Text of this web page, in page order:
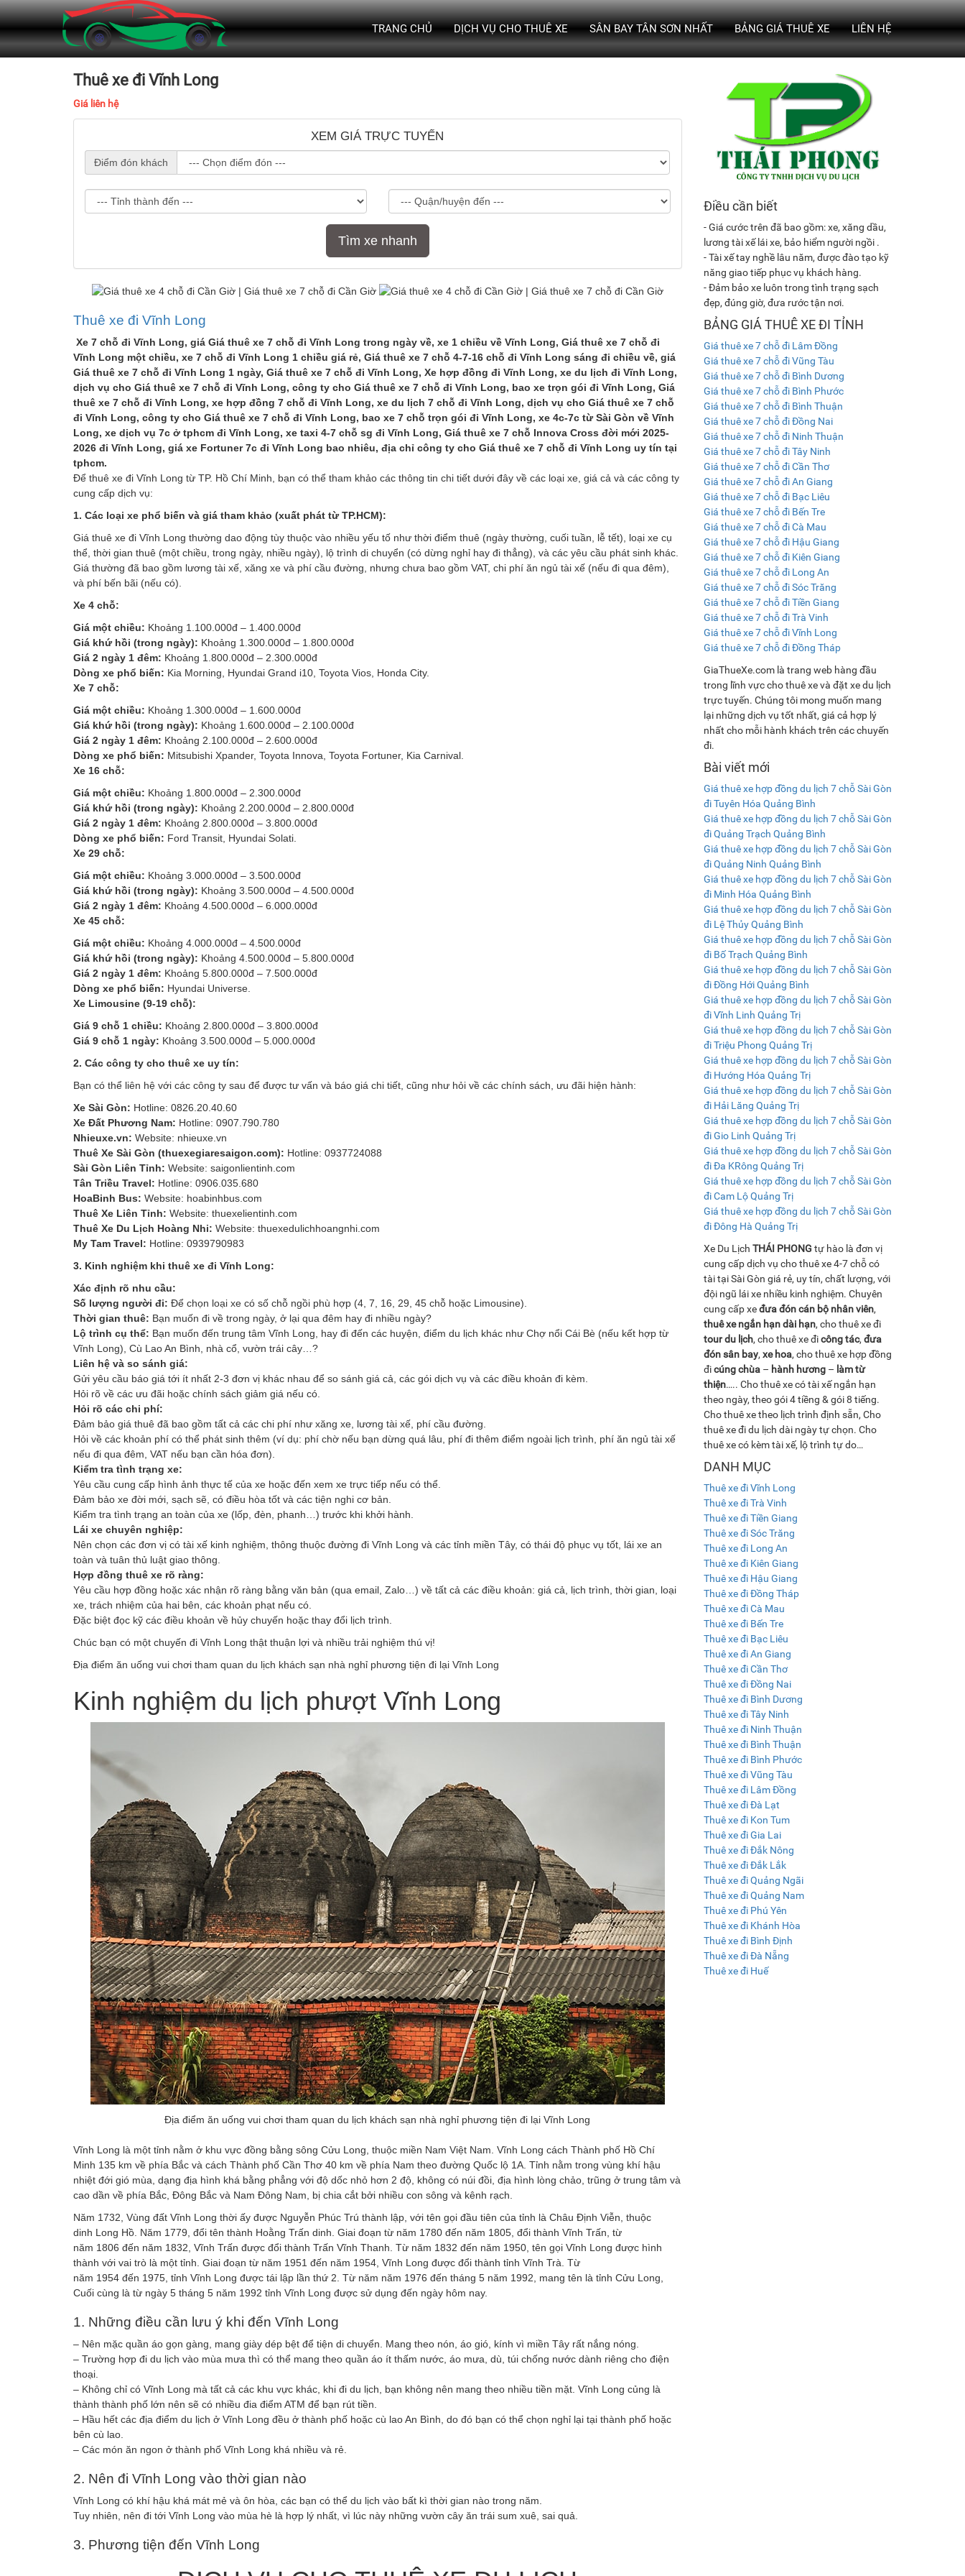
TRANG CHỦ DỊCH VỤ CHO THUÊ XE SÂN BAY TÂN SƠN NHẤT BẢNG GIÁ THUÊ XE LIÊN HỆ
Thuê xe đi Vĩnh Long
Giá liên hệ
XEM GIÁ TRỰC TUYẾN
Điểm đón khách
Tìm xe nhanh
Thuê xe đi Vĩnh Long
Xe 7 chỗ đi Vĩnh Long, giá Giá thuê xe 7 chỗ đi Vĩnh Long trong ngày về, xe 1 chiều về Vĩnh Long, Giá thuê xe 7 chỗ đi
Vĩnh Long một chiều, xe 7 chỗ đi Vĩnh Long 1 chiều giá rẻ, Giá thuê xe 7 chỗ 4-7-16 chỗ đi Vĩnh Long sáng đi chiều về, giá
Giá thuê xe 7 chỗ đi Vĩnh Long 1 ngày, Giá thuê xe 7 chỗ đi Vĩnh Long, Xe hợp đồng đi Vĩnh Long, xe du lịch đi Vĩnh Long,
dịch vụ cho Giá thuê xe 7 chỗ đi Vĩnh Long, công ty cho Giá thuê xe 7 chỗ đi Vĩnh Long, bao xe trọn gói đi Vĩnh Long, Giá
thuê xe 7 chỗ đi Vĩnh Long, xe hợp đồng 7 chỗ đi Vĩnh Long, xe du lịch 7 chỗ đi Vĩnh Long, dịch vụ cho Giá thuê xe 7 chỗ
đi Vĩnh Long, công ty cho Giá thuê xe 7 chỗ đi Vĩnh Long, bao xe 7 chỗ trọn gói đi Vĩnh Long, xe 4c-7c từ Sài Gòn về Vĩnh
Long, xe dịch vụ 7c ở tphcm đi Vĩnh Long, xe taxi 4-7 chỗ sg đi Vĩnh Long, Giá thuê xe 7 chỗ Innova Cross đời mới 2025-
2026 đi Vĩnh Long, giá xe Fortuner 7c đi Vĩnh Long bao nhiêu, địa chỉ công ty cho Giá thuê xe 7 chỗ đi Vĩnh Long uy tín tại
tphcm.
Để thuê xe đi Vĩnh Long từ TP. Hồ Chí Minh, bạn có thể tham khảo các thông tin chi tiết dưới đây về các loại xe, giá cả và các công ty
cung cấp dịch vụ:
1. Các loại xe phổ biến và giá tham khảo (xuất phát từ TP.HCM):
Giá thuê xe đi Vĩnh Long thường dao động tùy thuộc vào nhiều yếu tố như thời điểm thuê (ngày thường, cuối tuần, lễ tết), loại xe cụ
thể, thời gian thuê (một chiều, trong ngày, nhiều ngày), lộ trình di chuyển (có dừng nghỉ hay đi thẳng), và các yêu cầu phát sinh khác.
Giá thường đã bao gồm lương tài xế, xăng xe và phí cầu đường, nhưng chưa bao gồm VAT, chi phí ăn ngủ tài xế (nếu đi qua đêm),
và phí bến bãi (nếu có).
Xe 4 chỗ:
Giá một chiều: Khoảng 1.100.000đ – 1.400.000đ
Giá khứ hồi (trong ngày): Khoảng 1.300.000đ – 1.800.000đ
Giá 2 ngày 1 đêm: Khoảng 1.800.000đ – 2.300.000đ
Dòng xe phổ biến: Kia Morning, Hyundai Grand i10, Toyota Vios, Honda City.
Xe 7 chỗ:
Giá một chiều: Khoảng 1.300.000đ – 1.600.000đ
Giá khứ hồi (trong ngày): Khoảng 1.600.000đ – 2.100.000đ
Giá 2 ngày 1 đêm: Khoảng 2.100.000đ – 2.600.000đ
Dòng xe phổ biến: Mitsubishi Xpander, Toyota Innova, Toyota Fortuner, Kia Carnival.
Xe 16 chỗ:
Giá một chiều: Khoảng 1.800.000đ – 2.300.000đ
Giá khứ hồi (trong ngày): Khoảng 2.200.000đ – 2.800.000đ
Giá 2 ngày 1 đêm: Khoảng 2.800.000đ – 3.800.000đ
Dòng xe phổ biến: Ford Transit, Hyundai Solati.
Xe 29 chỗ:
Giá một chiều: Khoảng 3.000.000đ – 3.500.000đ
Giá khứ hồi (trong ngày): Khoảng 3.500.000đ – 4.500.000đ
Giá 2 ngày 1 đêm: Khoảng 4.500.000đ – 6.000.000đ
Xe 45 chỗ:
Giá một chiều: Khoảng 4.000.000đ – 4.500.000đ
Giá khứ hồi (trong ngày): Khoảng 4.500.000đ – 5.800.000đ
Giá 2 ngày 1 đêm: Khoảng 5.800.000đ – 7.500.000đ
Dòng xe phổ biến: Hyundai Universe.
Xe Limousine (9-19 chỗ):
Giá 9 chỗ 1 chiều: Khoảng 2.800.000đ – 3.800.000đ
Giá 9 chỗ 1 ngày: Khoảng 3.500.000đ – 5.000.000đ
2. Các công ty cho thuê xe uy tín:
Bạn có thể liên hệ với các công ty sau để được tư vấn và báo giá chi tiết, cũng như hỏi về các chính sách, ưu đãi hiện hành:
Xe Sài Gòn: Hotline: 0826.20.40.60
Xe Đất Phương Nam: Hotline: 0907.790.780
Nhieuxe.vn: Website: nhieuxe.vn
Thuê Xe Sài Gòn (thuexegiaresaigon.com): Hotline: 0937724088
Sài Gòn Liên Tỉnh: Website: saigonlientinh.com
Tân Triều Travel: Hotline: 0906.035.680
HoaBinh Bus: Website: hoabinhbus.com
Thuê Xe Liên Tỉnh: Website: thuexelientinh.com
Thuê Xe Du Lịch Hoàng Nhi: Website: thuexedulichhoangnhi.com
My Tam Travel: Hotline: 0939790983
3. Kinh nghiệm khi thuê xe đi Vĩnh Long:
Xác định rõ nhu cầu:
Số lượng người đi: Để chọn loại xe có số chỗ ngồi phù hợp (4, 7, 16, 29, 45 chỗ hoặc Limousine).
Thời gian thuê: Bạn muốn đi về trong ngày, ở lại qua đêm hay đi nhiều ngày?
Lộ trình cụ thể: Bạn muốn đến trung tâm Vĩnh Long, hay đi đến các huyện, điểm du lịch khác như Chợ nổi Cái Bè (nếu kết hợp từ
Vĩnh Long), Cù Lao An Bình, nhà cổ, vườn trái cây…?
Liên hệ và so sánh giá:
Gửi yêu cầu báo giá tới ít nhất 2-3 đơn vị khác nhau để so sánh giá cả, các gói dịch vụ và các điều khoản đi kèm.
Hỏi rõ về các ưu đãi hoặc chính sách giảm giá nếu có.
Hỏi rõ các chi phí:
Đảm bảo giá thuê đã bao gồm tất cả các chi phí như xăng xe, lương tài xế, phí cầu đường.
Hỏi về các khoản phí có thể phát sinh thêm (ví dụ: phí chờ nếu bạn dừng quá lâu, phí đi thêm điểm ngoài lịch trình, phí ăn ngủ tài xế
nếu đi qua đêm, VAT nếu bạn cần hóa đơn).
Kiểm tra tình trạng xe:
Yêu cầu cung cấp hình ảnh thực tế của xe hoặc đến xem xe trực tiếp nếu có thể.
Đảm bảo xe đời mới, sạch sẽ, có điều hòa tốt và các tiện nghi cơ bản.
Kiểm tra tình trạng an toàn của xe (lốp, đèn, phanh…) trước khi khởi hành.
Lái xe chuyên nghiệp:
Nên chọn các đơn vị có tài xế kinh nghiệm, thông thuộc đường đi Vĩnh Long và các tỉnh miền Tây, có thái độ phục vụ tốt, lái xe an
toàn và tuân thủ luật giao thông.
Hợp đồng thuê xe rõ ràng:
Yêu cầu hợp đồng hoặc xác nhận rõ ràng bằng văn bản (qua email, Zalo…) về tất cả các điều khoản: giá cả, lịch trình, thời gian, loại
xe, trách nhiệm của hai bên, các khoản phạt nếu có.
Đặc biệt đọc kỹ các điều khoản về hủy chuyến hoặc thay đổi lịch trình.
Chúc bạn có một chuyến đi Vĩnh Long thật thuận lợi và nhiều trải nghiệm thú vị!
Địa điểm ăn uống vui chơi tham quan du lịch khách sạn nhà nghỉ phương tiện đi lại Vĩnh Long
Kinh nghiệm du lịch phượt Vĩnh Long
Địa điểm ăn uống vui chơi tham quan du lịch khách sạn nhà nghỉ phương tiện đi lại Vĩnh Long
Vĩnh Long là một tỉnh nằm ở khu vực đồng bằng sông Cửu Long, thuộc miền Nam Việt Nam. Vĩnh Long cách Thành phố Hồ Chí
Minh 135 km về phía Bắc và cách Thành phố Cần Thơ 40 km về phía Nam theo đường Quốc lộ 1A. Tỉnh nằm trong vùng khí hậu
nhiệt đới gió mùa, dạng địa hình khá bằng phẳng với độ dốc nhỏ hơn 2 độ, không có núi đồi, địa hình lòng chảo, trũng ở trung tâm và
cao dần về phía Bắc, Đông Bắc và Nam Đông Nam, bị chia cắt bởi nhiều con sông và kênh rạch.
Năm 1732, Vùng đất Vĩnh Long thời ấy được Nguyễn Phúc Trú thành lập, với tên gọi đầu tiên của tỉnh là Châu Định Viễn, thuộc
dinh Long Hồ. Năm 1779, đổi tên thành Hoằng Trấn dinh. Giai đoạn từ năm 1780 đến năm 1805, đổi thành Vĩnh Trấn, từ
năm 1806 đến năm 1832, Vĩnh Trấn được đổi thành Trấn Vĩnh Thanh. Từ năm 1832 đến năm 1950, tên gọi Vĩnh Long được hình
thành với vai trò là một tỉnh. Giai đoạn từ năm 1951 đến năm 1954, Vĩnh Long được đổi thành tỉnh Vĩnh Trà. Từ
năm 1954 đến 1975, tỉnh Vĩnh Long được tái lập lần thứ 2. Từ năm năm 1976 đến tháng 5 năm 1992, mang tên là tỉnh Cửu Long,
Cuối cùng là từ ngày 5 tháng 5 năm 1992 tỉnh Vĩnh Long được sử dụng đến ngày hôm nay.
1. Những điều cần lưu ý khi đến Vĩnh Long
– Nên mặc quần áo gọn gàng, mang giày dép bệt để tiện di chuyển. Mang theo nón, áo gió, kính vì miền Tây rất nắng nóng.
– Trường hợp đi du lịch vào mùa mưa thì có thể mang theo quần áo ít thấm nước, áo mưa, dù, túi chống nước dành riêng cho điện
thoại.
– Không chỉ có Vĩnh Long mà tất cả các khu vực khác, khi đi du lịch, bạn không nên mang theo nhiều tiền mặt. Vĩnh Long củng là
thành thành phố lớn nên sẽ có nhiều đia điểm ATM để bạn rút tiền.
– Hầu hết các địa điểm du lịch ở Vĩnh Long đều ở thành phố hoặc cù lao An Bình, do đó bạn có thể chọn nghỉ lại tại thành phố hoặc
bên cù lao.
– Các món ăn ngon ở thành phố Vĩnh Long khá nhiều và rẻ.
2. Nên đi Vĩnh Long vào thời gian nào
Vĩnh Long có khí hậu khá mát mẻ và ôn hòa, các bạn có thể du lịch vào bất kì thời gian nào trong năm.
Tuy nhiên, nên đi tới Vĩnh Long vào mùa hè là hợp lý nhất, vì lúc này những vườn cây ăn trái sum xuê, sai quả.
3. Phương tiện đến Vĩnh Long
Điều cần biết
- Giá cước trên đã bao gồm: xe, xăng dầu,
lương tài xế lái xe, bảo hiểm người ngồi .
- Tài xế tay nghề lâu năm, được đào tạo kỹ
năng giao tiếp phục vụ khách hàng.
- Đảm bảo xe luôn trong tình trạng sạch
đẹp, đúng giờ, đưa rước tận nơi.
BẢNG GIÁ THUÊ XE ĐI TỈNH
Giá thuê xe 7 chỗ đi Lâm Đồng
Giá thuê xe 7 chỗ đi Vũng Tàu
Giá thuê xe 7 chỗ đi Bình Dương
Giá thuê xe 7 chỗ đi Bình Phước
Giá thuê xe 7 chỗ đi Bình Thuận
Giá thuê xe 7 chỗ đi Đồng Nai
Giá thuê xe 7 chỗ đi Ninh Thuận
Giá thuê xe 7 chỗ đi Tây Ninh
Giá thuê xe 7 chỗ đi Cần Thơ
Giá thuê xe 7 chỗ đi An Giang
Giá thuê xe 7 chỗ đi Bạc Liêu
Giá thuê xe 7 chỗ đi Bến Tre
Giá thuê xe 7 chỗ đi Cà Mau
Giá thuê xe 7 chỗ đi Hậu Giang
Giá thuê xe 7 chỗ đi Kiên Giang
Giá thuê xe 7 chỗ đi Long An
Giá thuê xe 7 chỗ đi Sóc Trăng
Giá thuê xe 7 chỗ đi Tiền Giang
Giá thuê xe 7 chỗ đi Trà Vinh
Giá thuê xe 7 chỗ đi Vĩnh Long
Giá thuê xe 7 chỗ đi Đồng Tháp
GiaThueXe.com là trang web hàng đầu
trong lĩnh vực cho thuê xe và đặt xe du lịch
trực tuyến. Chúng tôi mong muốn mang
lại những dịch vụ tốt nhất, giá cả hợp lý
nhất cho mỗi hành khách trên các chuyến
đi.
Bài viết mới
Giá thuê xe hợp đồng du lịch 7 chỗ Sài Gòn
đi Tuyên Hóa Quảng Bình
Giá thuê xe hợp đồng du lịch 7 chỗ Sài Gòn
đi Quảng Trạch Quảng Bình
Giá thuê xe hợp đồng du lịch 7 chỗ Sài Gòn
đi Quảng Ninh Quảng Bình
Giá thuê xe hợp đồng du lịch 7 chỗ Sài Gòn
đi Minh Hóa Quảng Bình
Giá thuê xe hợp đồng du lịch 7 chỗ Sài Gòn
đi Lệ Thủy Quảng Bình
Giá thuê xe hợp đồng du lịch 7 chỗ Sài Gòn
đi Bố Trạch Quảng Bình
Giá thuê xe hợp đồng du lịch 7 chỗ Sài Gòn
đi Đồng Hới Quảng Bình
Giá thuê xe hợp đồng du lịch 7 chỗ Sài Gòn
đi Vĩnh Linh Quảng Trị
Giá thuê xe hợp đồng du lịch 7 chỗ Sài Gòn
đi Triệu Phong Quảng Trị
Giá thuê xe hợp đồng du lịch 7 chỗ Sài Gòn
đi Hướng Hóa Quảng Trị
Giá thuê xe hợp đồng du lịch 7 chỗ Sài Gòn
đi Hải Lăng Quảng Trị
Giá thuê xe hợp đồng du lịch 7 chỗ Sài Gòn
đi Gio Linh Quảng Trị
Giá thuê xe hợp đồng du lịch 7 chỗ Sài Gòn
đi Đa KRông Quảng Trị
Giá thuê xe hợp đồng du lịch 7 chỗ Sài Gòn
đi Cam Lộ Quảng Trị
Giá thuê xe hợp đồng du lịch 7 chỗ Sài Gòn
đi Đông Hà Quảng Trị
Xe Du Lịch THÁI PHONG tự hào là đơn vị
cung cấp dịch vụ cho thuê xe 4-7 chỗ có
tài tại Sài Gòn giá rẻ, uy tín, chất lượng, với
đội ngũ lái xe nhiều kinh nghiệm. Chuyên
cung cấp xeđưa đón cán bộ nhân viên,
thuê xe ngắn hạn dài hạn, cho thuê xe đi
tour du lịch, cho thuê xe đicông tác, đưa
đón sân bay, xe hoa, cho thuê xe hợp đồng
đicúng chùa– hành hương– làm từ
thiện….. Cho thuê xe có tài xế ngắn hạn
theo ngày, theo gói 4 tiềng & gói 8 tiếng.
Cho thuê xe theo lịch trình định sẵn, Cho
thuê xe đi du lịch dài ngày tự chọn. Cho
thuê xe có kèm tài xế, lộ trình tự do…
DANH MỤC
Thuê xe đi Vĩnh Long
Thuê xe đi Trà Vinh
Thuê xe đi Tiền Giang
Thuê xe đi Sóc Trăng
Thuê xe đi Long An
Thuê xe đi Kiên Giang
Thuê xe đi Hậu Giang
Thuê xe đi Đồng Tháp
Thuê xe đi Cà Mau
Thuê xe đi Bến Tre
Thuê xe đi Bạc Liêu
Thuê xe đi An Giang
Thuê xe đi Cần Thơ
Thuê xe đi Đồng Nai
Thuê xe đi Bình Dương
Thuê xe đi Tây Ninh
Thuê xe đi Ninh Thuận
Thuê xe đi Bình Thuận
Thuê xe đi Bình Phước
Thuê xe đi Vũng Tàu
Thuê xe đi Lâm Đồng
Thuê xe đi Đà Lạt
Thuê xe đi Kon Tum
Thuê xe đi Gia Lai
Thuê xe đi Đắk Nông
Thuê xe đi Đắk Lắk
Thuê xe đi Quảng Ngãi
Thuê xe đi Quảng Nam
Thuê xe đi Phú Yên
Thuê xe đi Khánh Hòa
Thuê xe đi Bình Định
Thuê xe đi Đà Nẵng
Thuê xe đi Huế